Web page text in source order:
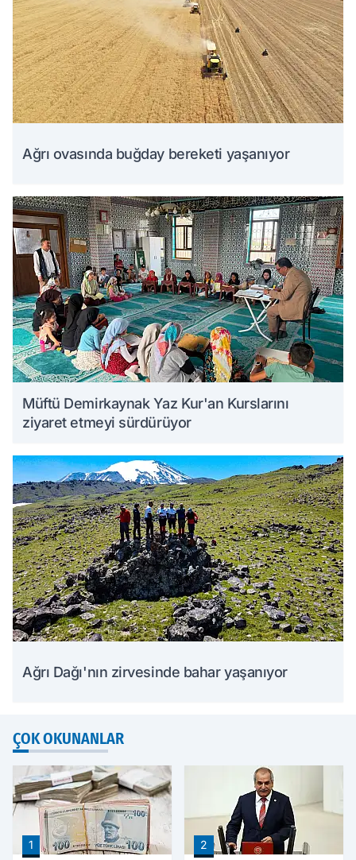
Ağrı ovasında buğday bereketi yaşanıyor
Müftü Demirkaynak Yaz Kur'an Kurslarını
ziyaret etmeyi sürdürüyor
Ağrı Dağı'nın zirvesinde bahar yaşanıyor
ÇOK OKUNANLAR
1 2